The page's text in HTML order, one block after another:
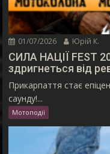
01/07/2026 Юрій К.
СИЛА НАЦІЇ FEST
здригнеться від
Прикарпаття стає
саунду!...
Мотоподії